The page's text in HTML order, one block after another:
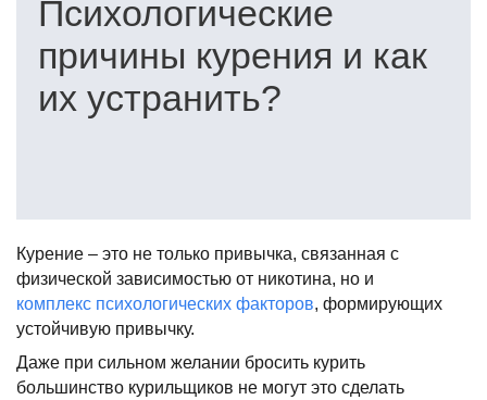
Психологические
причины курения и как
их устранить?
Курение – это не только привычка, связанная с
физической зависимостью от никотина, но и
комплекс психологических факторов, формирующих
устойчивую привычку.
Даже при сильном желании бросить курить
большинство курильщиков не могут это сделать